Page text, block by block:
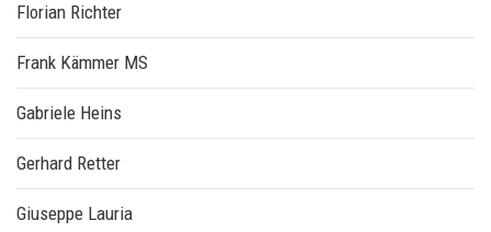
Florian Richter
Frank Kämmer MS
Gabriele Heins
Gerhard Retter
Giuseppe Lauria